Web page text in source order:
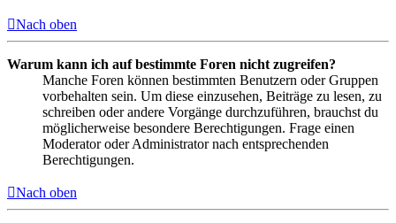
Nach oben
Warum kann ich auf bestimmte Foren nicht zugreifen?
Manche Foren können bestimmten Benutzern oder Gruppen
vorbehalten sein. Um diese einzusehen, Beiträge zu lesen, zu
schreiben oder andere Vorgänge durchzuführen, brauchst du
möglicherweise besondere Berechtigungen. Frage einen
Moderator oder Administrator nach entsprechenden
Berechtigungen.
Nach oben